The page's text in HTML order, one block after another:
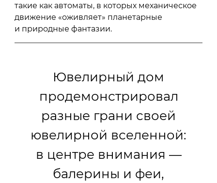
такие как автоматы, в которых механическое
движение «оживляет» планетарные
и природные фантазии.
Ювелирный дом
продемонстрировал
разные грани своей
ювелирной вселенной:
в центре внимания —
балерины и феи,